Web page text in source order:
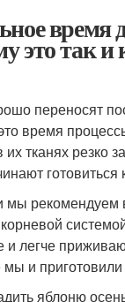
время
это так и
переносят
время
их тканях резко
готовиться
мы рекомендуем
и легче
и
яблоню